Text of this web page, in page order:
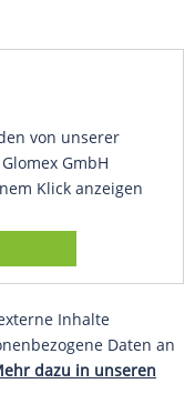
von unserer
GmbH
Klick anzeigen
Inhalte
Daten an
dazu in unseren